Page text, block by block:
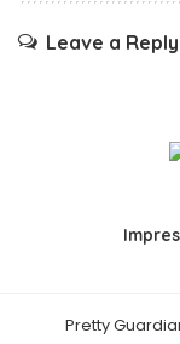
Leave a Reply
Pretty